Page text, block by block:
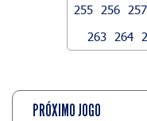
255
256 257
263
264
PRÓXIMO JOGO